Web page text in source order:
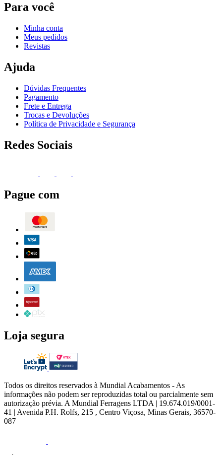
Para você
Minha conta
Meus pedidos
Revistas
Ajuda
Dúvidas Frequentes
Pagamento
Frete e Entrega
Trocas e Devoluções
Política de Privacidade e Segurança
Redes Sociais
Pague com
Loja segura
Todos os direitos reservados à Mundial Acabamentos - As
informações não podem ser reproduzidas total ou parcialmente sem
autorização prévia. A Mundial Ferragens LTDA | 19.674.019/0001-
41 | Avenida P.H. Rolfs, 215 , Centro Viçosa, Minas Gerais, 36570-
087